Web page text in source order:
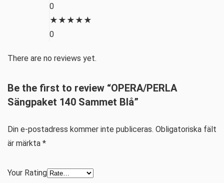
0
★ ★ ★ ★ ★
0
There are no reviews yet.
Be the first to review “OPERA/PERLA
Sängpaket 140 Sammet Blå”
Din e-postadress kommer inte publiceras. Obligatoriska fält
är märkta *
Your Rating